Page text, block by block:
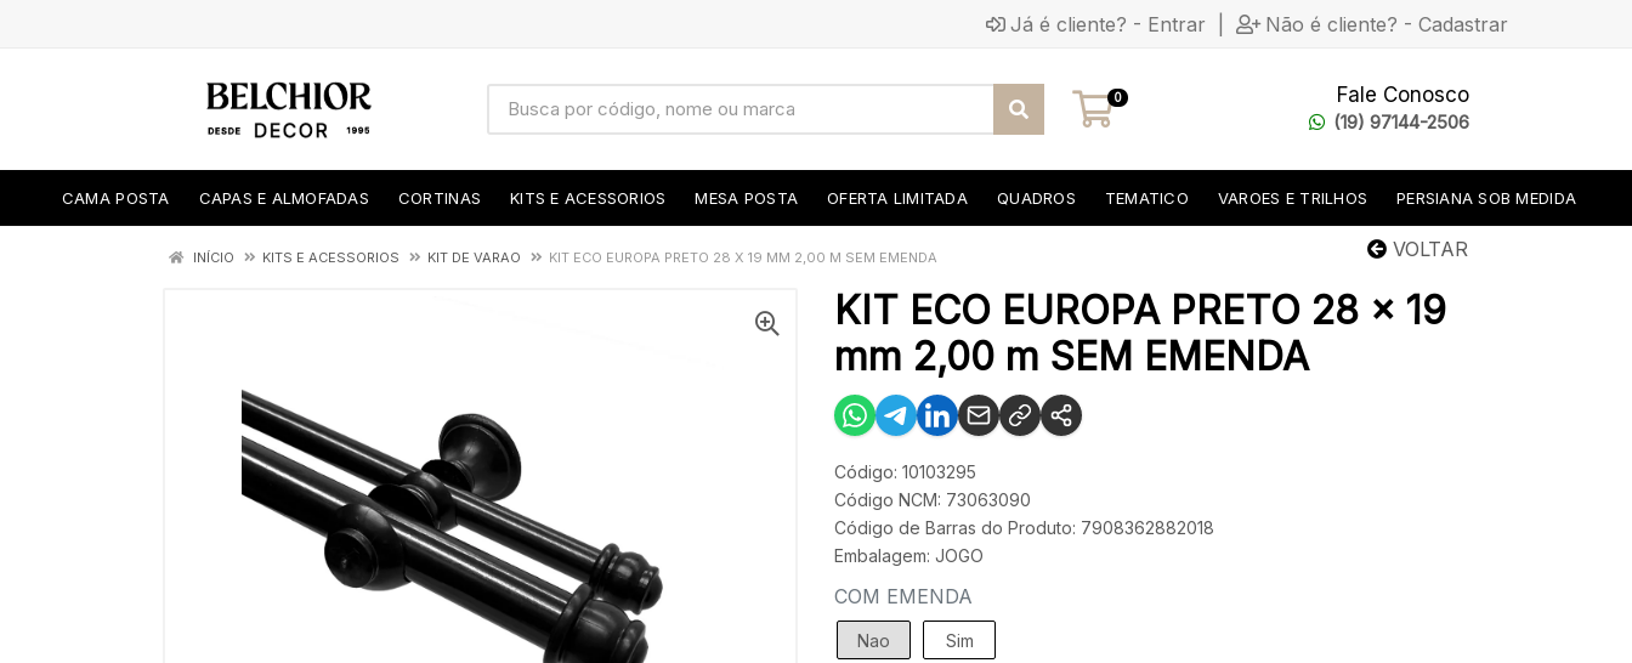
Já é cliente? - Entrar Não é cliente? - Cadastrar
0 Fale Conosco
(19) 97144-2506
CAMA POSTA CAPAS E ALMOFADAS CORTINAS KITS E ACESSORIOS MESA POSTA OFERTA LIMITADA QUADROS TEMATICO VAROES E TRILHOS PERSIANA SOB MEDIDA
VOLTAR
INÍCIO KITS E ACESSORIOS KIT DE VARAO KIT ECO EUROPA PRETO 28 X 19 MM 2,00 M SEM EMENDA
KIT ECO EUROPA PRETO 28 x 19
mm 2,00 m SEM EMENDA
Código: 10103295
Código NCM: 73063090
Código de Barras do Produto: 7908362882018
Embalagem: JOGO
COM EMENDA
Nao Sim